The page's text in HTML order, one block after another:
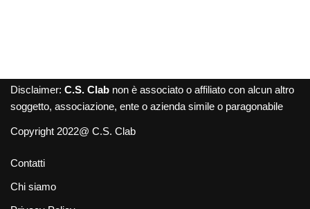
Disclaimer: C.S. Clab non è associato o affiliato con alcun altro
soggetto, associazione, ente o azienda simile o paragonabile
Copyright 2022@ C.S. Clab
Contatti
Chi siamo